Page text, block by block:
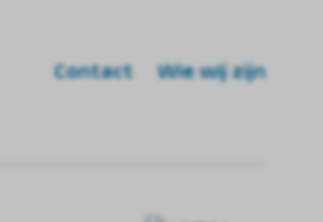
Contact Wie wij zijn